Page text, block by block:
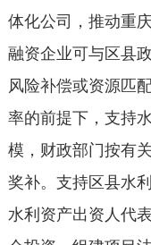
体化公司，推动重
融资企业可与区县
风险补偿或资源匹
率的前提下，支持
模，财政部门按有
奖补。支持区县水
水利资产出资人代